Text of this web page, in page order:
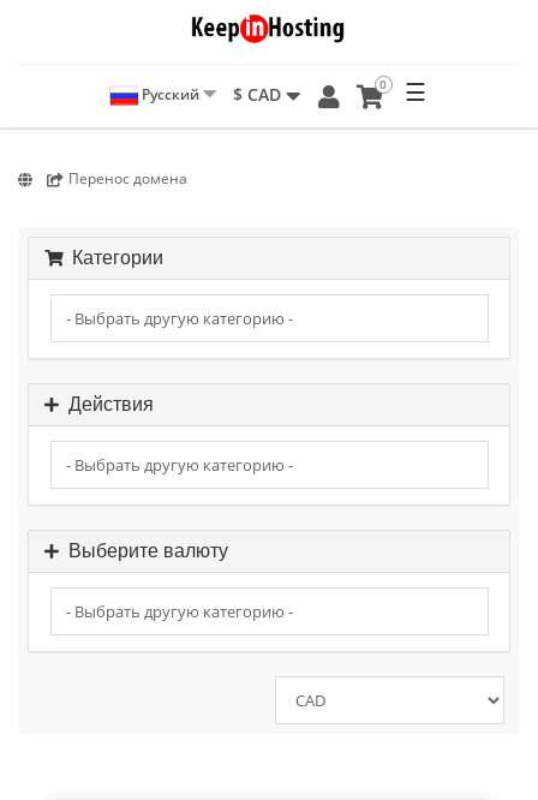
Русский $ CAD 0 ☰
Перенос домена
Категории
Действия
Выберите валюту